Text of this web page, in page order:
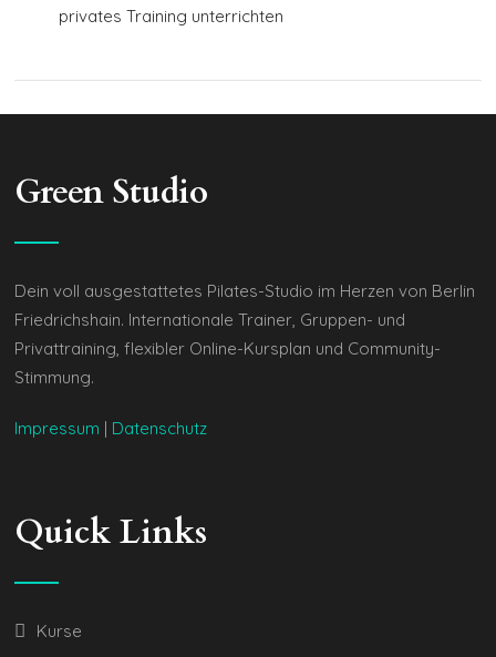
privates Training unterrichten
Green Studio
Dein voll ausgestattetes Pilates-Studio im Herzen von Berlin
Friedrichshain. Internationale Trainer, Gruppen- und
Privattraining, flexibler Online-Kursplan und Community-
Stimmung.
Impressum | Datenschutz
Quick Links
Kurse